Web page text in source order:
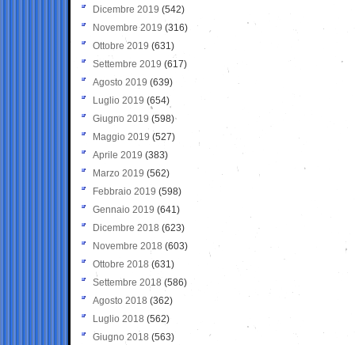
Dicembre 2019 (542)
Novembre 2019 (316)
Ottobre 2019 (631)
Settembre 2019 (617)
Agosto 2019 (639)
Luglio 2019 (654)
Giugno 2019 (598)
Maggio 2019 (527)
Aprile 2019 (383)
Marzo 2019 (562)
Febbraio 2019 (598)
Gennaio 2019 (641)
Dicembre 2018 (623)
Novembre 2018 (603)
Ottobre 2018 (631)
Settembre 2018 (586)
Agosto 2018 (362)
Luglio 2018 (562)
Giugno 2018 (563)